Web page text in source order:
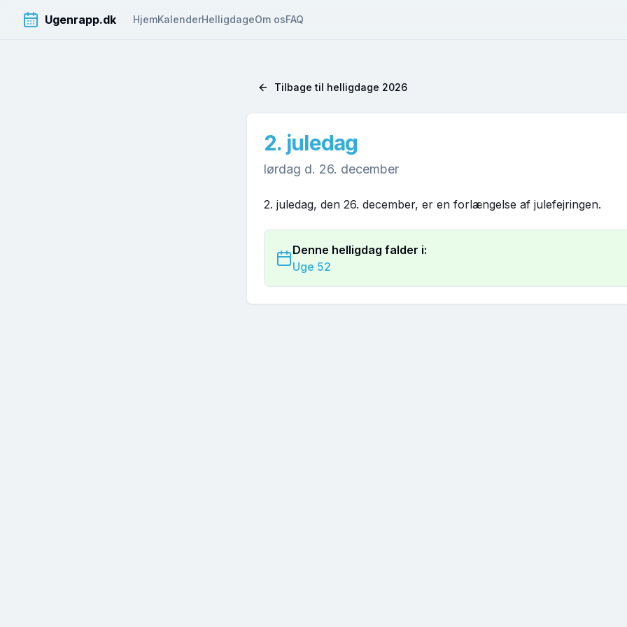
Ugenrapp.dk HjemKalenderHelligdageOm osFAQ
Tilbage til helligdage 2026
2. juledag
lørdag d. 26. december
2. juledag, den 26. december, er en forlængelse af julefejringen.
Denne helligdag falder i:
Uge 52